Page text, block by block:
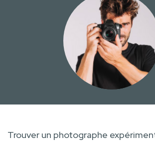
Trouver un photographe